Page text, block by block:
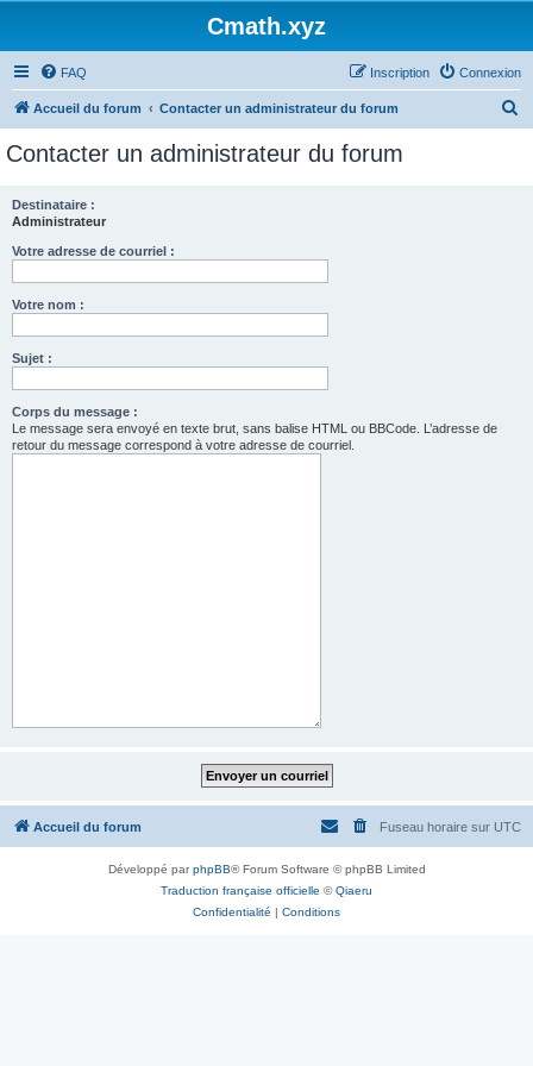
Cmath.xyz
FAQ Connexion
Inscription
Accueil du forum Contacter un administrateur du forum
Contacter un administrateur du forum
Destinataire :
Administrateur
Votre adresse de courriel :
Votre nom :
Sujet :
Corps du message :
Le message sera envoyé en texte brut, sans balise HTML ou BBCode. L’adresse de
retour du message correspond à votre adresse de courriel.
Accueil du forum Fuseau horaire sur UTC
Développé parphpBB® Forum Software © phpBB Limited
Traduction française officielle ©Qiaeru
Confidentialité | Conditions